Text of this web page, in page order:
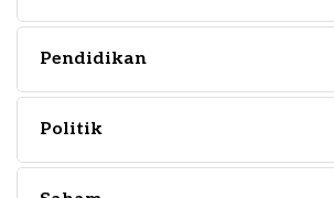
Pendidikan
Politik